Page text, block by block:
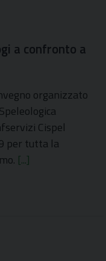
a confronto a
organizzato
Cispel
per tutta la
[...]